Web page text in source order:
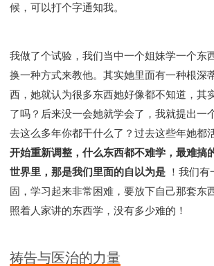
候，可以打个字通知我。
我做了个试验，我们当中一个姐妹学一个东
换一种方式来教他。其实她里面有一种根深
西，她就认为很多东西她好像都不知道，其
了吗？后来没一会她就学会了，我就提出一
去这么多年你都干什么了？过去这些年她都
开始重新调整，什么东西都不难学，最难搞
世界里，那是我们里面的自以为是 ！我们
固，学习起来非常困难，要放下自己那套东
照着人家讲的东西学，没有多少难的！
祷告与医治的力量